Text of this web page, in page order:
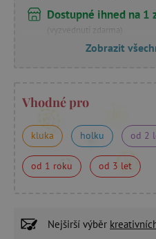
Dostupné ihned na 1
(vyzvednutí zdarma)
Zobrazit
Vhodné pro
kluka holku od 2
od 1 roku od 3 let
Nejširší výběr